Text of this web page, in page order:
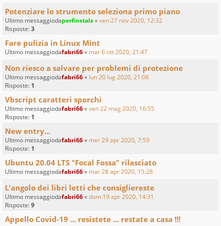
Potenziare lo strumento seleziona primo piano
Ultimo messaggiodaperfinstals«ven 27 nov 2020, 12:32
Risposte:3
Fare pulizia in Linux Mint
Ultimo messaggiodafabri66« mar 6 ott 2020, 21:47
Non riesco a salvare per problemi di protezione
Ultimo messaggiodafabri66« lun 20 lug 2020, 21:06
Risposte: 1
Vbscript caratteri sporchi
Ultimo messaggiodafabri66«ven 22 mag 2020, 16:55
Risposte: 1
New entry...
Ultimo messaggiodafabri66« mer 29 apr 2020, 7:59
Risposte: 1
Ubuntu 20.04 LTS "Focal Fossa" rilasciato
Ultimo messaggiodafabri66« mar 28 apr 2020, 15:28
L'angolo dei libri letti che consigliereste
Ultimo messaggiodafabri66«dom 19 apr 2020, 14:31
Risposte:9
Appello Covid-19 ... resistete ... restate a casa !!!